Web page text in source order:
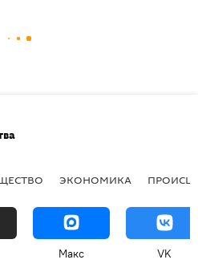
ЭКОНОМИКА
Макс VK